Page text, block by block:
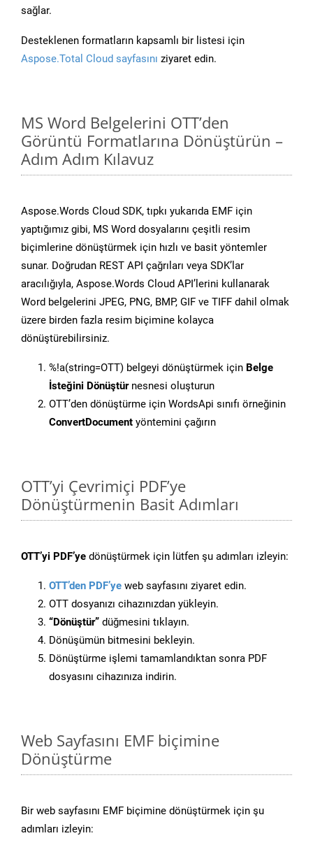
sağlar.
Desteklenen formatların kapsamlı bir listesi için
Aspose.Total Cloud sayfasını ziyaret edin.
MS Word Belgelerini OTT’den
Görüntü Formatlarına Dönüştürün –
Adım Adım Kılavuz
Aspose.Words Cloud SDK, tıpkı yukarıda EMF için
yaptığımız gibi, MS Word dosyalarını çeşitli resim
biçimlerine dönüştürmek için hızlı ve basit yöntemler
sunar. Doğrudan REST API çağrıları veya SDK’lar
aracılığıyla, Aspose.Words Cloud API’lerini kullanarak
Word belgelerini JPEG, PNG, BMP, GIF ve TIFF dahil olmak
üzere birden fazla resim biçimine kolayca
dönüştürebilirsiniz.
%!a(string=OTT) belgeyi dönüştürmek için Belge
İsteğini Dönüştürnesnesi oluşturun
OTT’den dönüştürme için WordsApi sınıfı örneğinin
ConvertDocument yöntemini çağırın
OTT’yi Çevrimiçi PDF’ye
Dönüştürmenin Basit Adımları
OTT’yi PDF’ye dönüştürmek için lütfen şu adımları izleyin:
OTT’den PDF’ye web sayfasını ziyaret edin.
OTT dosyanızı cihazınızdan yükleyin.
“Dönüştür” düğmesini tıklayın.
Dönüşümün bitmesini bekleyin.
Dönüştürme işlemi tamamlandıktan sonra PDF
dosyasını cihazınıza indirin.
Web Sayfasını EMF biçimine
Dönüştürme
Bir web sayfasını EMF biçimine dönüştürmek için şu
adımları izleyin: